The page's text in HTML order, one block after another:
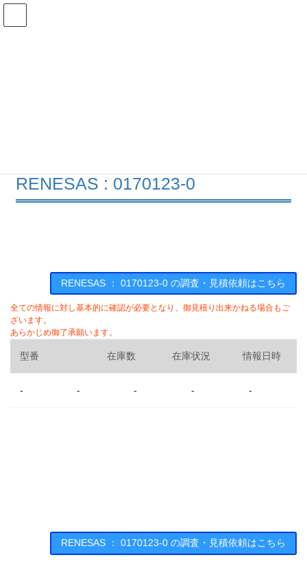
コ
ナ
RENESAS : 0170123-0
RENESAS ： 0170123-0 の調査・見積依頼はこちら
全ての情報に対し基本的に確認が必要となり、御見積り出来かねる場合もご
ざいます。
あらかじめ御了承願います。
型番 在庫数 在庫状況 情報日時
- - - - -
RENESAS ： 0170123-0 の調査・見積依頼はこちら